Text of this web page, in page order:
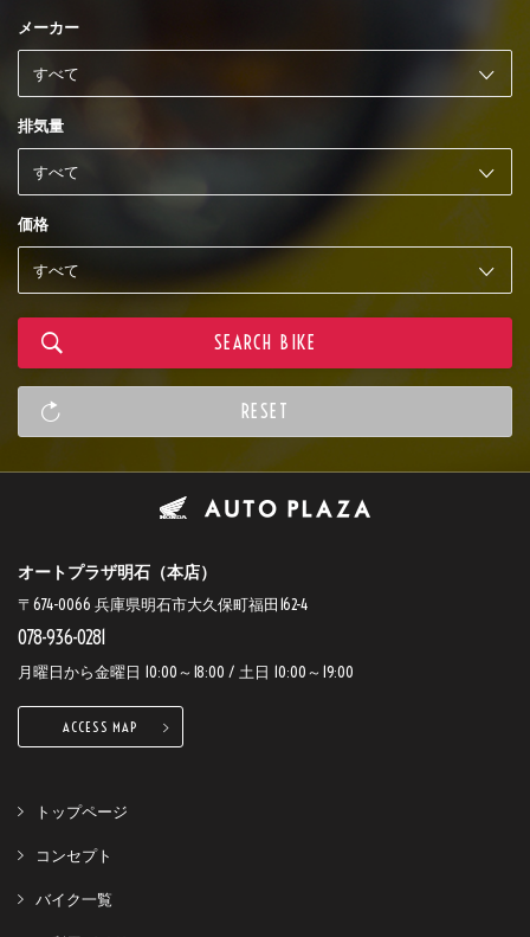
メーカー
排気量
価格
オートプラザ明石（本店）
〒674-0066 兵庫県明石市大久保町福田162-4
078-936-0281
月曜日から金曜日 10:00～18:00 / 土日 10:00～19:00
ACCESS MAP
トップページ
コンセプト
バイク一覧